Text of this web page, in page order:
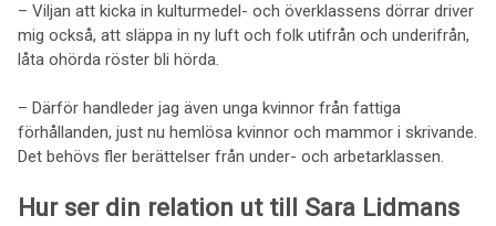
– Viljan att kicka in kulturmedel- och överklassens dörrar driver
mig också, att släppa in ny luft och folk utifrån och underifrån,
låta ohörda röster bli hörda.
– Därför handleder jag även unga kvinnor från fattiga
förhållanden, just nu hemlösa kvinnor och mammor i skrivande.
Det behövs fler berättelser från under- och arbetarklassen.
Hur ser din relation ut till Sara Lidmans